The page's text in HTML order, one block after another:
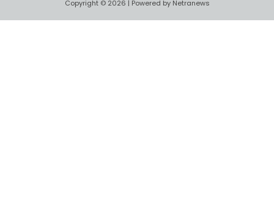
Copyright © 2026 | Powered by Netranews